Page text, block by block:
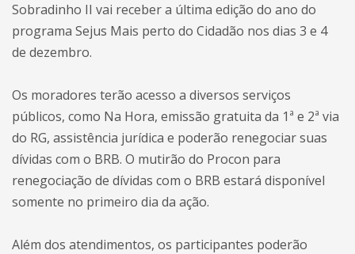
Sobradinho II vai receber a última edição do ano do
programa Sejus Mais perto do Cidadão nos dias 3 e 4
de dezembro.
Os moradores terão acesso a diversos serviços
públicos, como Na Hora, emissão gratuita da 1ª e 2ª via
do RG, assistência jurídica e poderão renegociar suas
dívidas com o BRB. O mutirão do Procon para
renegociação de dívidas com o BRB estará disponível
somente no primeiro dia da ação.
Além dos atendimentos, os participantes poderão